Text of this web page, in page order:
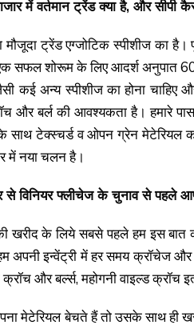
में वर्तमान ट्रेंड क्या है, और
मौजूदा ट्रेंड एग्जोटिक स्पीशीज का
सफल शोरूम के लिए आदर्श अनुपात
कई अन्य स्पीशीज का होना
और बर्ल की आवश्यकता है। हमारे
साथ टेक्स्चर्ड व ओपन ग्रेन मेटेरियल
में नया चलन है।
से विनियर फ्लीचेज के चुनाव से पहले
खरीद के लिये सबसे पहले हम इस बात
अपनी इन्वेंट्री में हर समय क्रॉचेज
क्रॉच और बर्ल्स, महोगनी वाइल्ड क्रॉच
मेटेरियल बेचते हैं तो उसके साथ ही